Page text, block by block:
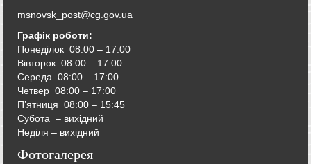
msnovsk_post@cg.gov.ua
Графік роботи:
Понеділок 08:00 – 17:00
Вівторок 08:00 – 17:00
Середа 08:00 – 17:00
Четвер 08:00 – 17:00
П’ятниця 08:00 – 15:45
Субота – вихідний
Неділя – вихідний
Фотогалерея